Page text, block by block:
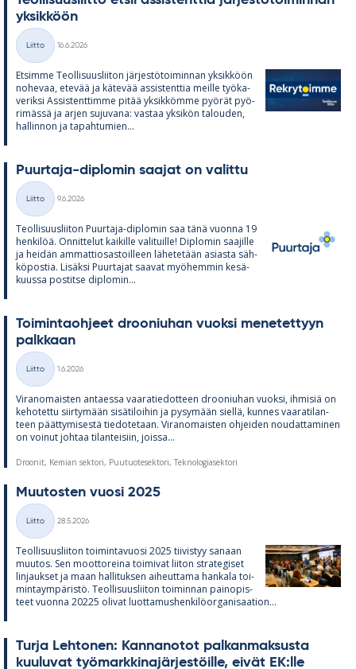
yk­sik­köön
Kategoriat
Liitto
16.6.2026
Et­simme Teol­li­suus­lii­ton jär­jes­tö­toi­min­nan yk­sik­köön
no­he­vaa, ete­vää ja kä­te­vää as­sis­tent­tia meille työ­ka­
ve­riksi As­sis­tent­timme pi­tää yk­sik­kömme pyö­rät pyö­
ri­mässä ja ar­jen su­ju­vana: vas­taa yk­si­kön ta­lou­den,
hal­lin­non ja ta­pah­tu­mien...
Puur­taja-diplo­min saa­jat on va­littu
Kategoriat
Liitto
9.6.2026
Teol­li­suus­lii­ton Puur­taja-diplo­min saa tänä vuonna 19
hen­ki­löä. On­nit­te­lut kai­kille va­li­tuille! Diplo­min saa­jille
ja hei­dän am­mat­tio­sas­toil­leen lä­he­te­tään asiasta säh­
kö­pos­tia. Li­säksi Puur­ta­jat saa­vat myö­hem­min ke­sä­
kuussa pos­titse diplo­min...
Toi­min­taoh­jeet droo­niu­han vuoksi me­ne­tet­tyyn
palk­kaan
Kategoriat
Liitto
1.6.2026
Vi­ran­omais­ten an­taessa vaa­ra­tie­dot­teen droo­niu­han vuoksi, ih­mi­siä on
ke­ho­tettu siir­ty­mään si­sä­ti­loi­hin ja py­sy­mään siellä, kun­nes vaa­ra­ti­lan­
teen päät­ty­mi­sestä tie­do­te­taan. Vi­ran­omais­ten oh­jei­den nou­dat­ta­mi­nen
on voi­nut joh­taa ti­lan­tei­siin, joissa...
Droonit, Kemian sektori, Puutuotesektori, Teknologiasektori
Muu­tos­ten vuosi 2025
Kategoriat
Liitto
28.5.2026
Teol­li­suus­lii­ton toi­min­ta­vuosi 2025 tii­vis­tyy sa­naan
muu­tos. Sen moot­to­reina toi­mi­vat lii­ton stra­te­gi­set
lin­jauk­set ja maan hal­li­tuk­sen ai­heut­tama han­kala toi­
min­taym­pä­ristö. Teol­li­suus­lii­ton toi­min­nan pain­opis­
teet vuonna 20225 oli­vat luot­ta­mus­hen­ki­lö­or­ga­ni­saa­tion...
Turja Leh­to­nen: Kan­na­no­tot pal­kan­mak­susta
kuu­lu­vat työ­mark­ki­na­jär­jes­töille, ei­vät EK:lle